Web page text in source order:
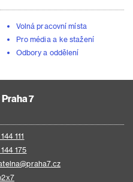
Volná pracovní místa
Pro média a ke stažení
Odbory a oddělení
7
111
175